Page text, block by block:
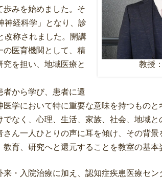
教授
歩みを始めました。そ
神経科学」となり、診
改称されました。開講
の医育機関として、精
を担い、地域医療と
から学び、患者に還
学において特に重要な意味を持つもの
なく、心理、生活、家族、社会、地域と
ん一人ひとりの声に耳を傾け、その背景
育、研究へと還元することを教室の基本
・入院治療に加え、認知症疾患医療セン